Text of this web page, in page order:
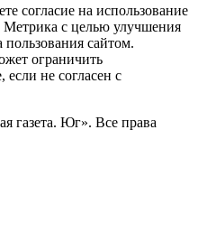
согласие на использование
Метрика с целью улучшения
сайтом.
ограничить
если не согласен с
газета. Юг». Все права